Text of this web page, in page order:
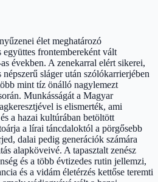
élet meghatározó
együttes frontembereként vált
években. A zenekarral elért sikerei,
sláger után szólókarrierjében
mint tíz önálló nagylemezt
Munkásságát a Magyar
is elismerték, ami
a hazai kultúrában betöltött
a lírai táncdaloktól a pörgősebb
dalai pedig generációk számára
alapköveivé. A tapasztalt zenész
és a több évtizedes rutin jellemzi,
és a vidám életérzés kettőse teremti